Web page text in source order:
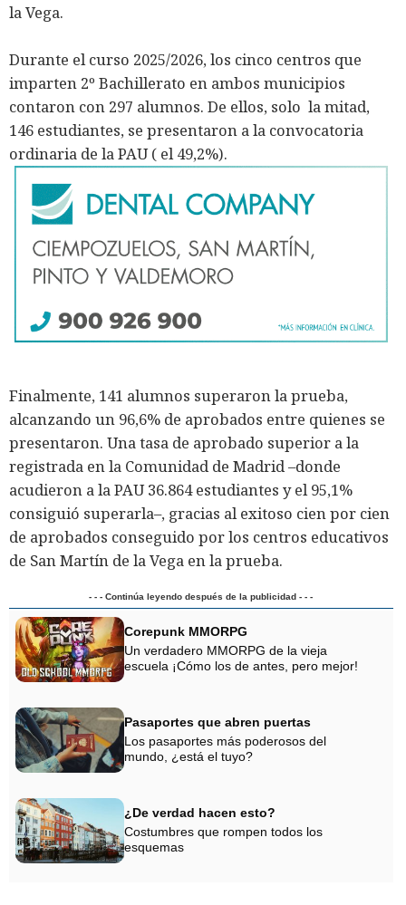
la Vega.
Durante el curso 2025/2026, los cinco centros que
imparten 2º Bachillerato en ambos municipios
contaron con 297 alumnos. De ellos, solo la mitad,
146 estudiantes, se presentaron a la convocatoria
ordinaria de la PAU ( el 49,2%).
Finalmente, 141 alumnos superaron la prueba,
alcanzando un 96,6% de aprobados entre quienes se
presentaron. Una tasa de aprobado superior a la
registrada en la Comunidad de Madrid –donde
acudieron a la PAU 36.864 estudiantes y el 95,1%
consiguió superarla–, gracias al exitoso cien por cien
de aprobados conseguido por los centros educativos
de San Martín de la Vega en la prueba.
- - - Continúa leyendo después de la publicidad - - -
Corepunk MMORPG
Un verdadero MMORPG de la vieja
escuela ¡Cómo los de antes, pero mejor!
Pasaportes que abren puertas
Los pasaportes más poderosos del
mundo, ¿está el tuyo?
¿De verdad hacen esto?
Costumbres que rompen todos los
esquemas